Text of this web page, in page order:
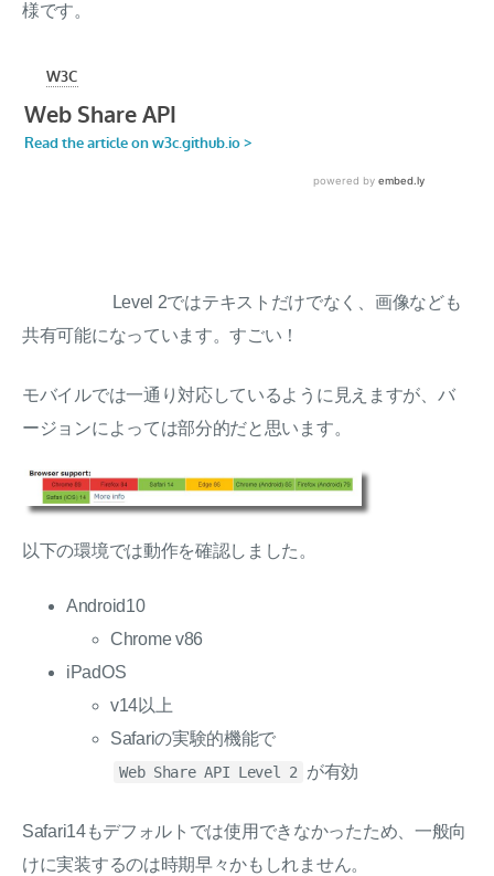
様です。
Level 2ではテキストだけでなく、画像なども
共有可能になっています。すごい！
モバイルでは一通り対応しているように見えますが、バ
ージョンによっては部分的だと思います。
以下の環境では動作を確認しました。
Android10
Chrome v86
iPadOS
v14以上
Safariの実験的機能で
Web Share API Level 2 が有効
Safari14もデフォルトでは使用できなかったため、一般向
けに実装するのは時期早々かもしれません。